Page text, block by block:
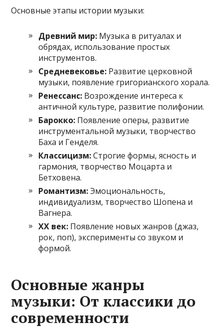
Основные этапы истории музыки:
Древний мир: Музыка в ритуалах и
обрядах, использование простых
инструментов.
Средневековье: Развитие церковной
музыки, появление григорианского хорала.
Ренессанс: Возрождение интереса к
античной культуре, развитие полифонии.
Барокко: Появление оперы, развитие
инструментальной музыки, творчество
Баха и Генделя.
Классицизм:Строгие формы, ясность и
гармония, творчество Моцарта и
Бетховена.
Романтизм:Эмоциональность,
индивидуализм, творчество Шопена и
Вагнера.
XX век: Появление новых жанров (джаз,
рок, поп), эксперименты со звуком и
формой.
Основные жанры
музыки: От классики до
современности